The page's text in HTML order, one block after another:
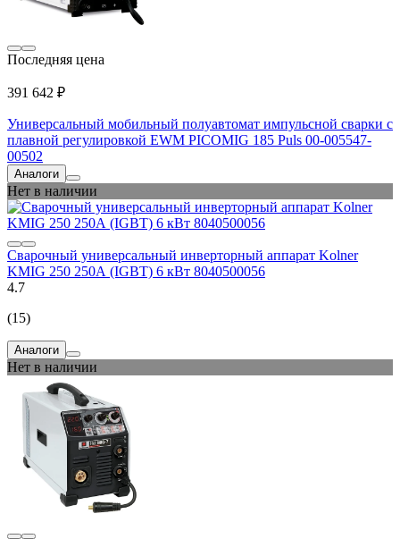
Последняя цена
391 642 ₽
Универсальный мобильный полуавтомат импульсной сварки с
плавной регулировкой EWM PICOMIG 185 Puls 00-005547-
00502
Аналоги
Нет в наличии
Сварочный универсальный инверторный аппарат Kolner
KMIG 250 250А (IGBT) 6 кВт 8040500056
4.7
(15)
Аналоги
Нет в наличии